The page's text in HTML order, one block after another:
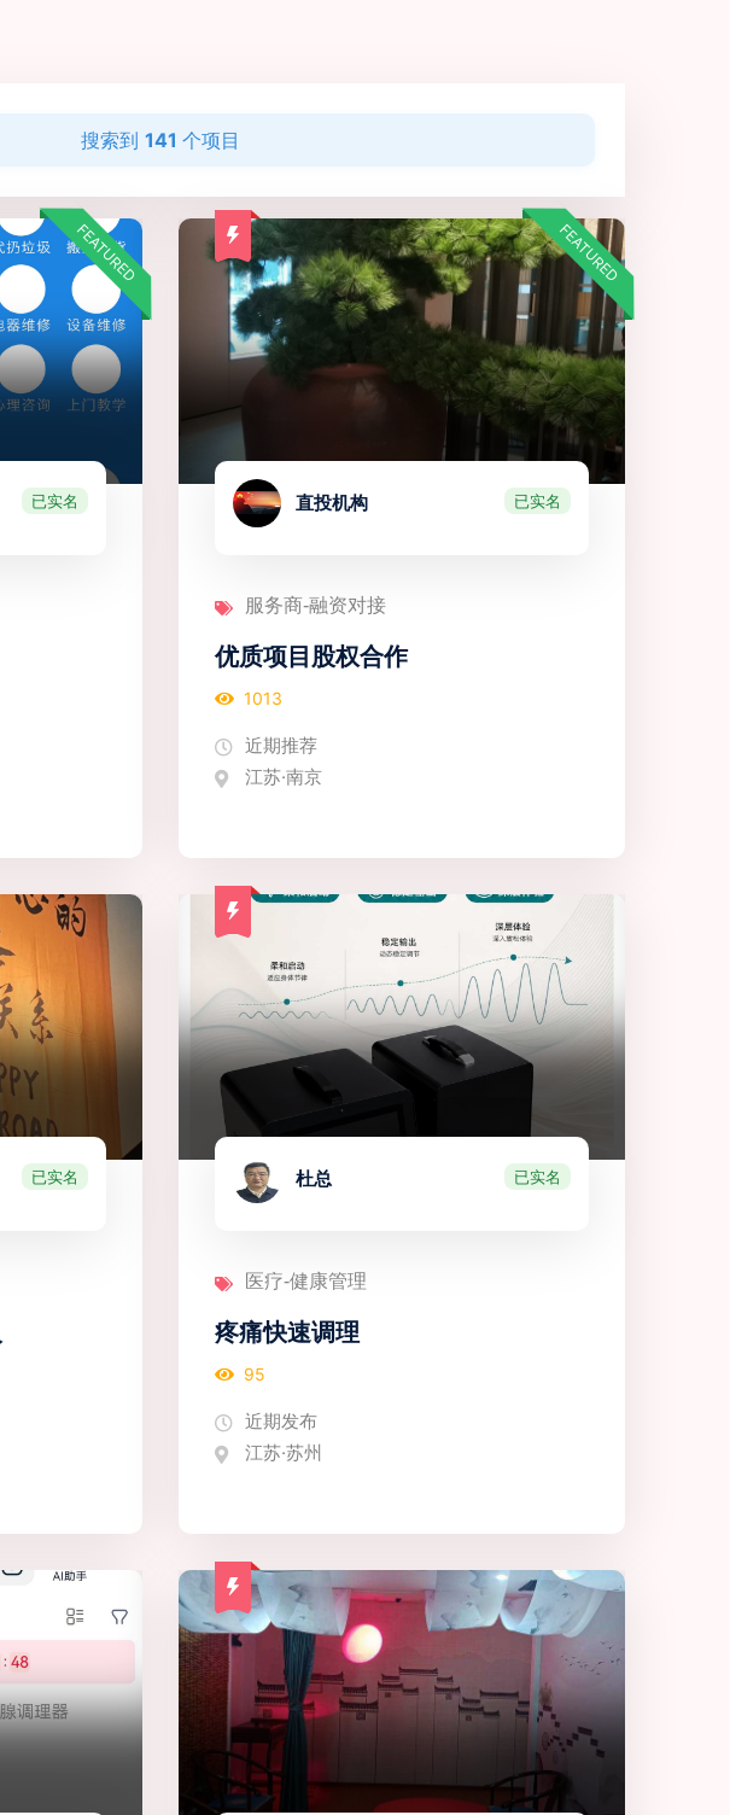
搜索到 141 个项目
FEATURED
已实名
FEATURED
直投机构 已实名
服务商-融资对接
优质项目股权合作
1013
近期推荐
江苏·南京
已实名 杜总 已实名
医疗-健康管理
疼痛快速调理
95
近期发布
江苏·苏州